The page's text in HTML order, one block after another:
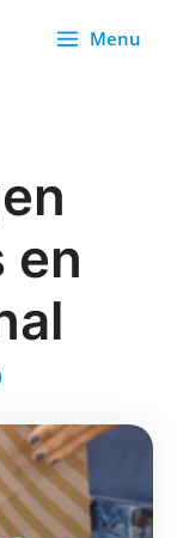
Menu
en